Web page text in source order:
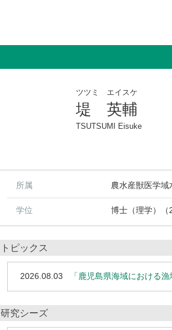
ツツミ エイスケ
堤 英輔
TSUTSUMI Eisuke
所属 農水産獣医学域
学位 博士（理学）（
トピックス
2026.08.03 「鹿児島県海域における
研究シーズ